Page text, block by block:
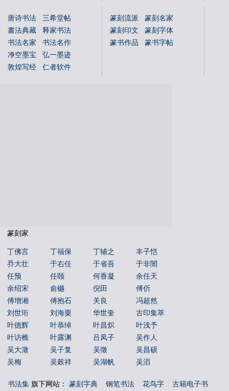
唐诗书法
三希堂帖
書法典藏
释家书法
书法名家
书法名作
净空墨宝
弘一墨迹
敦煌写经
仁者软件
篆刻流派
篆刻名家
篆刻印文
篆刻字体
篆书作品
篆书字帖
篆刻家
丁佛言 丁福保 丁辅之
丰子恺
乔大壮
于右任 于省吾
于非闇
任预
任颐 何香凝
余任天
余绍宋
俞樾 倪田
傅伒
傅增湘
傅抱石 关良
冯超然
刘世珩
刘海粟 华世奎
古印集萃
叶德辉
叶恭绰 叶昌炽
叶浅予
叶访樵
叶露渊 吕凤子
吴作人
吴大澂
吴子复 吴徵
吴昌硕
吴梅
吴榖祥 吴湖帆
吴滔
吴镜汀
周叔弢 周昌榖
周铁衡
书法集 旗下网站： 篆刻字典 钢笔书法 花鸟字
古籍电子书